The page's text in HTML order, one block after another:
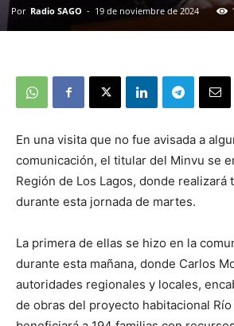
Por Radio SAGO - 19 de noviembre de 2024
En una visita que no fue avisada a
comunicación, el titular del Minvu se
Región de Los Lagos, donde realizará
durante esta jornada de martes.
La primera de ellas se hizo en la
durante esta mañana, donde Carlos
autoridades regionales y locales,
de obras del proyecto habitacional